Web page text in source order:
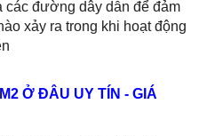
các đường dây dẫn để đảm
xảy ra trong khi hoạt động
Ở ĐÂU UY TÍN - GIÁ